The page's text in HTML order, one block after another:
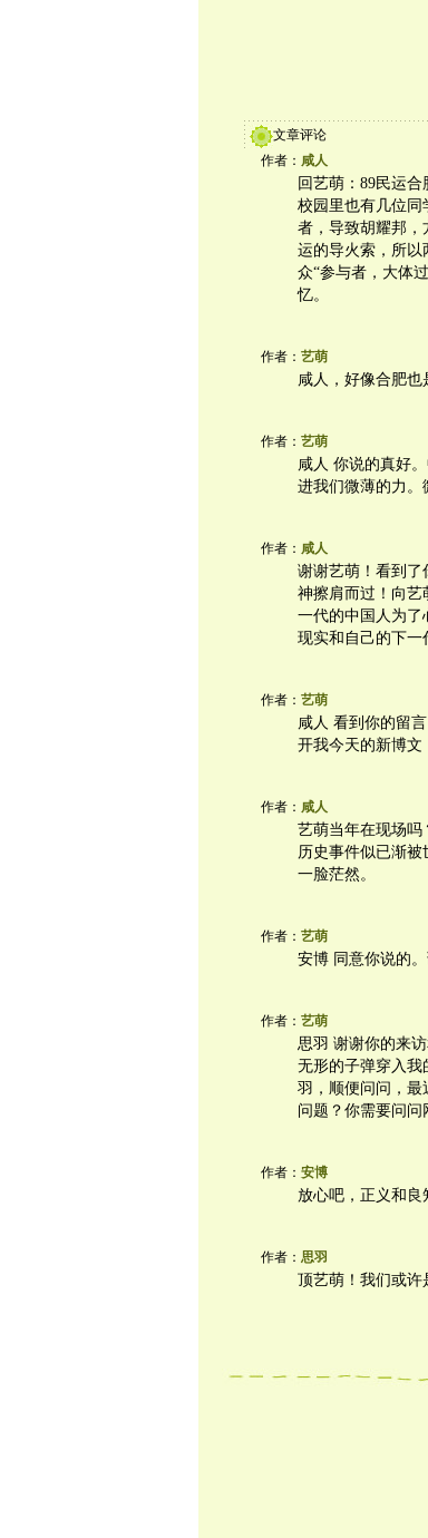
文章评论
作者： 咸人
回艺萌：89民运
校园里也有几位同
者，导致胡耀邦，
运的导火索，所以
众“参与者，大体
忆。
作者： 艺萌
咸人，好像合肥也
作者： 艺萌
咸人 你说的真好
进我们微薄的力。
作者： 咸人
谢谢艺萌！看到了
神擦肩而过！向艺
一代的中国人为了
现实和自己的下一
作者： 艺萌
咸人 看到你的留
开我今天的新博文
作者： 咸人
艺萌当年在现场吗
历史事件似已渐被
一脸茫然。
作者： 艺萌
安博 同意你说的。
作者： 艺萌
思羽 谢谢你的来
无形的子弹穿入我
羽，顺便问问，最
问题？你需要问问
作者： 安博
放心吧，正义和良
作者： 思羽
顶艺萌！我们或许